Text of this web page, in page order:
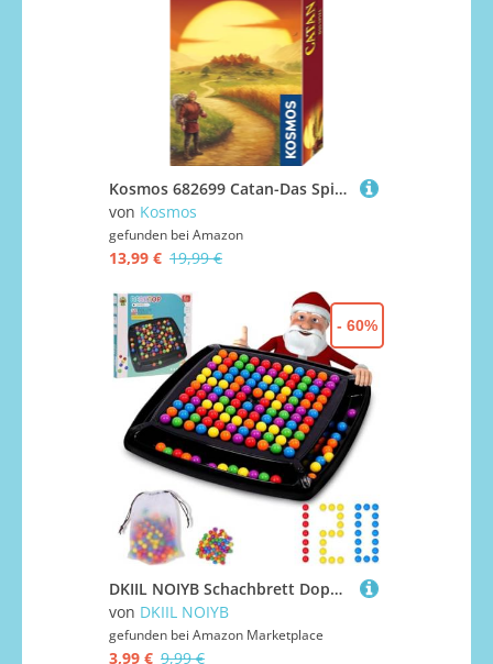
Kosmos 682699 Catan-Das Spiel Ergänzung für 5-6 Personen, Gesellschaftsspiel ab 10 Jahre für 2-6 Personen, Brettspiel aus der Welt von Siedler von Catan
von Kosmos
gefunden bei Amazon
13,99 € 19,99 €
DKIIL NOIYB Schachbrett Doppelduell, Intellektuelles Schachbrett, Kugel Schach Elimination Brettspiel, Rainbow Ball Dual Duel, Intellectual Chessboard für Kinder und Erwachsene (120pcs)
von DKIIL NOIYB
gefunden bei Amazon Marketplace
3,99 € 9,99 €
- 60%